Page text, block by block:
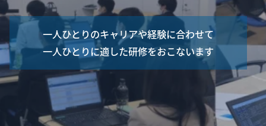
一人ひとりのキャリアや経験に合わせて
一人ひとりに適した研修をおこないます